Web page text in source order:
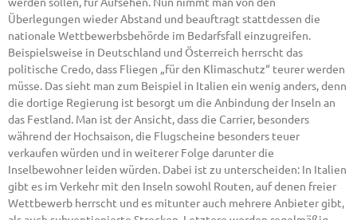
Überlegungen wieder Abstand und beauftragt stattdessen die
nationale Wettbewerbsbehörde im Bedarfsfall einzugreifen.
Beispielsweise in Deutschland und Österreich herrscht das
politische Credo, dass Fliegen „für den Klimaschutz“ teurer werden
müsse. Das sieht man zum Beispiel in Italien ein wenig anders, denn
die dortige Regierung ist besorgt um die Anbindung der Inseln an
das Festland. Man ist der Ansicht, dass die Carrier, besonders
während der Hochsaison, die Flugscheine besonders teuer
verkaufen würden und in weiterer Folge darunter die
Inselbewohner leiden würden. Dabei ist zu unterscheiden: In Italien
gibt es im Verkehr mit den Inseln sowohl Routen, auf denen freier
Wettbewerb herrscht und es mitunter auch mehrere Anbieter gibt,